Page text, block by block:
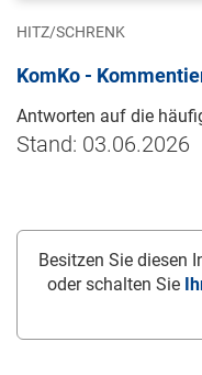
HITZ/SCHRENK
KomKo -
Antworten auf die
Stand: 03.06.2026
Besitzen Sie diesen
oder schalten Sie